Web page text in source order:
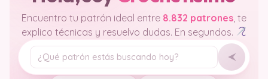
Encuentro tu patrón ideal entre 8.832 patrones , te
explico técnicas y resuelvo dudas. En segundos.
Tu pregunta